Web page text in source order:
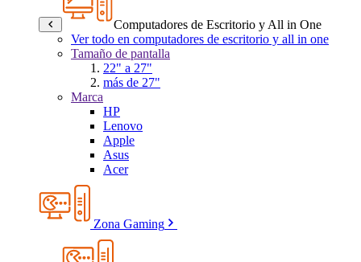
Computadores de Escritorio y All in One
Ver todo en computadores de escritorio y all in one
Tamaño de pantalla
22" a 27"
más de 27"
Marca
HP
Lenovo
Apple
Asus
Acer
Zona Gaming